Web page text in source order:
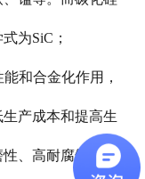
在线留言
联系我们
为SiC；
和合金化作用，
产成本和提高生
、高耐腐蚀性等